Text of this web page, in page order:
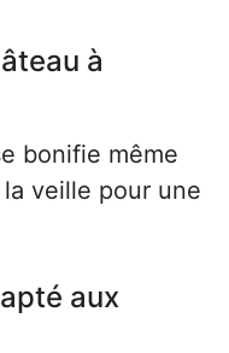
à
bonifie même
veille pour une
aux